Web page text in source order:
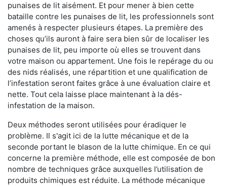
punaises de lit aisément. Et pour mener à bien cette
bataille contre les punaises de lit, les professionnels sont
amenés à respecter plusieurs étapes. La première des
choses qu’ils auront à faire sera bien sûr de localiser les
punaises de lit, peu importe où elles se trouvent dans
votre maison ou appartement. Une fois le repérage du ou
des nids réalisés, une répartition et une qualification de
l’infestation seront faites grâce à une évaluation claire et
nette. Tout cela laisse place maintenant à la dés-
infestation de la maison.
Deux méthodes seront utilisées pour éradiquer le
problème. Il s'agit ici de la lutte mécanique et de la
seconde portant le blason de la lutte chimique. En ce qui
concerne la première méthode, elle est composée de bon
nombre de techniques grâce auxquelles l’utilisation de
produits chimiques est réduite. La méthode mécanique